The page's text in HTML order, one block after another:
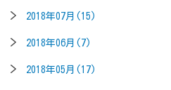
2018年07月(15)
2018年06月(7)
2018年05月(17)